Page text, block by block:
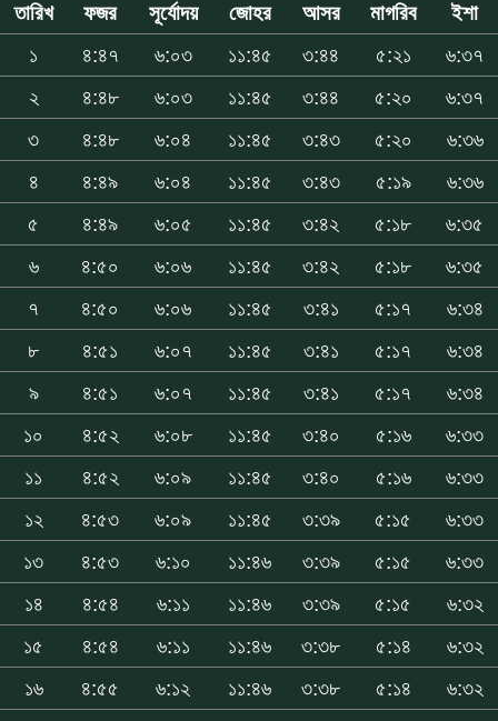
তারিখ ফজর সূর্যোদয় জোহর আসর মাগরিব
ইশা
১
৪:৪৭ ৬:০৩ ১১:৪৫ ৩:৪৪ ৫:২১
৬:৩৭
২
৪:৪৮ ৬:০৩ ১১:৪৫ ৩:৪৪ ৫:২০
৬:৩৭
৩
৪:৪৮ ৬:০৪ ১১:৪৫ ৩:৪৩ ৫:২০
৬:৩৬
৪
৪:৪৯ ৬:০৪ ১১:৪৫ ৩:৪৩ ৫:১৯
৬:৩৬
৫
৪:৪৯ ৬:০৫ ১১:৪৫ ৩:৪২ ৫:১৮
৬:৩৫
৬
৪:৫০ ৬:০৬ ১১:৪৫ ৩:৪২ ৫:১৮
৬:৩৫
৭
৪:৫০ ৬:০৬ ১১:৪৫ ৩:৪১ ৫:১৭
৬:৩৪
৮
৪:৫১ ৬:০৭ ১১:৪৫ ৩:৪১ ৫:১৭
৬:৩৪
৯
৪:৫১ ৬:০৭ ১১:৪৫ ৩:৪১ ৫:১৭
৬:৩৪
১০
৪:৫২ ৬:০৮ ১১:৪৫ ৩:৪০ ৫:১৬
৬:৩৩
১১
৪:৫২ ৬:০৯ ১১:৪৫ ৩:৪০ ৫:১৬
৬:৩৩
১২
৪:৫৩ ৬:০৯ ১১:৪৫ ৩:৩৯ ৫:১৫
৬:৩৩
১৩
৪:৫৩ ৬:১০ ১১:৪৬ ৩:৩৯ ৫:১৫
৬:৩৩
১৪
৪:৫৪ ৬:১১ ১১:৪৬ ৩:৩৯ ৫:১৫
৬:৩২
১৫
৪:৫৪ ৬:১১ ১১:৪৬ ৩:৩৮ ৫:১৪
৬:৩২
১৬
৪:৫৫ ৬:১২ ১১:৪৬ ৩:৩৮ ৫:১৪
৬:৩২